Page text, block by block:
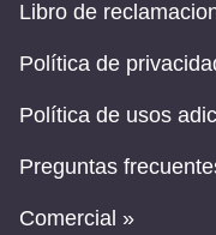
Libro de
Política de
Política de usos
Preguntas
Comercial »